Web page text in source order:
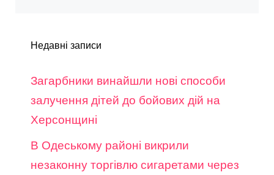
Недавні записи
Загарбники винайшли нові способи
залучення дітей до бойових дій на
Херсонщині
В Одеському районі викрили
незаконну торгівлю сигаретами через